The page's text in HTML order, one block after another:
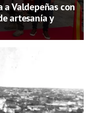
a Valdepeñas con
artesanía y